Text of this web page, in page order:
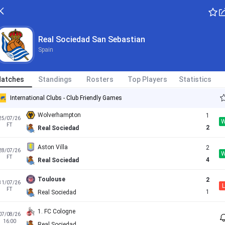
Real Sociedad San Sebastian
Spain
Standings Rosters Top Players Statistics
Spain - LaLiga
05/26
FT
Real Sociedad
International Clubs - Club Friendly Games
07/26
Santander
Real Sociedad
1
07/26
FT
Wolverhampton
Real Sociedad
1
2
07/26
FT
Aston Villa
Real Sociedad
2
4
07/26
FT
Toulouse
Real Sociedad
2
1
L
08/26
16:00
1. FC Cologne